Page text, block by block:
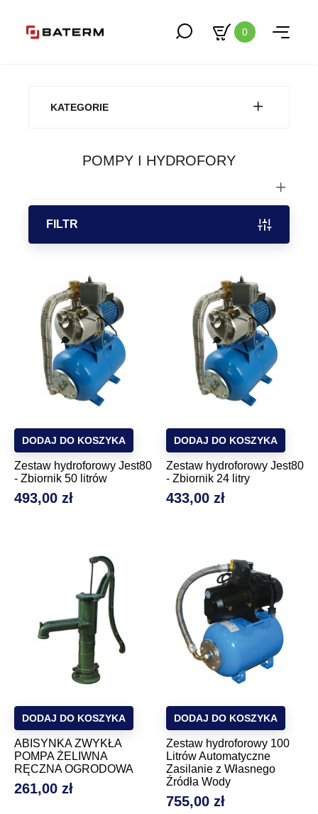
0
KATEGORIE
POMPY I HYDROFORY
FILTR
Zestaw hydroforowy Jest80
- Zbiornik 50 litrów
Cena
493,00 zł
DODAJ DO KOSZYKA
Zestaw hydroforowy Jest80
- Zbiornik 24 litry
Cena
433,00 zł
DODAJ DO KOSZYKA
ABISYNKA ZWYKŁA
POMPA ŻELIWNA
RĘCZNA OGRODOWA
Cena
261,00 zł
DODAJ DO KOSZYKA
Zestaw hydroforowy 100
Litrów Automatyczne
Zasilanie z Własnego
Źródła Wody
Cena
755,00 zł
DODAJ DO KOSZYKA